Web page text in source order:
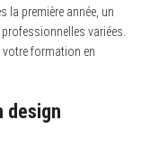
la première année, un
variées.
formation en
design